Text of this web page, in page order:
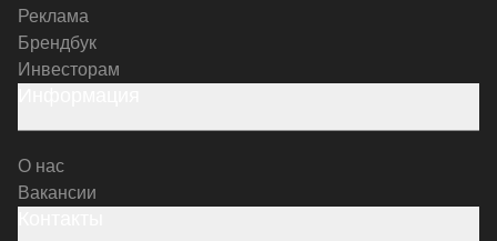
Реклама
Брендбук
Инвесторам
О нас
Вакансии